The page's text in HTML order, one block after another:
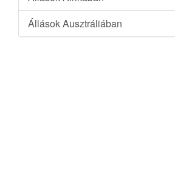
Állások Ausztráliában